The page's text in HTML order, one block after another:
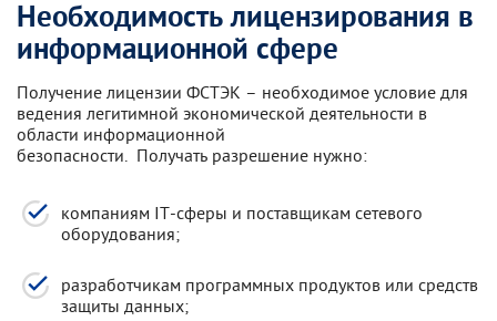
Необходимость лицензирования в
информационной сфере
Получение лицензии ФСТЭК – необходимое условие для
ведения легитимной экономической деятельности в
области информационной
безопасности. Получать разрешение нужно:
компаниям IT-сферы и поставщикам сетевого
оборудования;
разработчикам программных продуктов или средств
защиты данных;